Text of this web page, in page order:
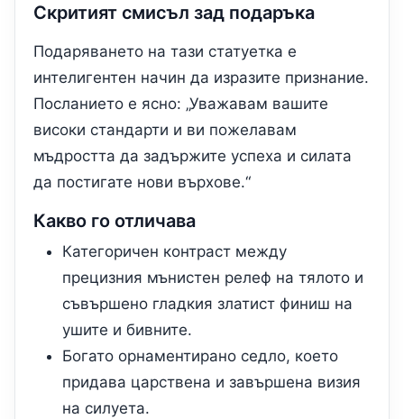
Скритият смисъл зад подаръка
Подаряването на тази статуетка е
интелигентен начин да изразите признание.
Посланието е ясно: „Уважавам вашите
високи стандарти и ви пожелавам
мъдростта да задържите успеха и силата
да постигате нови върхове.“
Какво го отличава
Категоричен контраст между
прецизния мънистен релеф на тялото и
съвършено гладкия златист финиш на
ушите и бивните.
Богато орнаментирано седло, което
придава царствена и завършена визия
на силуета.